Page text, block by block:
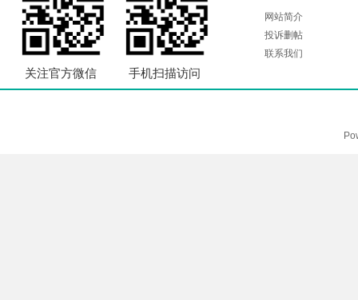
关注官方微信 手机扫描访问
网站简介
投诉删帖
联系我们